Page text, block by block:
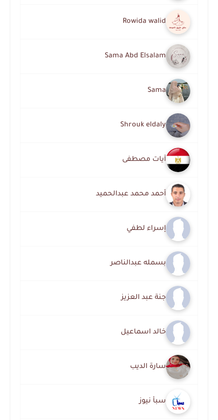
Rowida walid
Sama Abd Elsalam
Sama
Shrouk eldaly
آيات مصطفى
أحمد محمد عبدالحميد
إسراء لطفي
بسمله عبدالناصر
جنة عبد العزيز
خالد اسماعيل
سارة الديب
سبأ نيوز